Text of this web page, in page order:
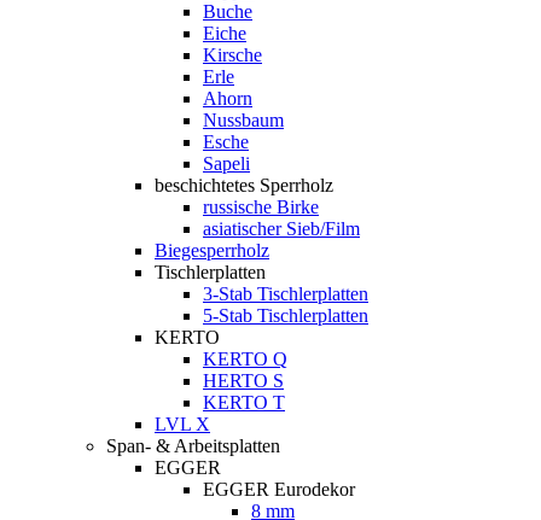
Buche
Eiche
Kirsche
Erle
Ahorn
Nussbaum
Esche
Sapeli
beschichtetes Sperrholz
russische Birke
asiatischer Sieb/Film
Biegesperrholz
Tischlerplatten
3-Stab Tischlerplatten
5-Stab Tischlerplatten
KERTO
KERTO Q
HERTO S
KERTO T
LVL X
Span- & Arbeitsplatten
EGGER
EGGER Eurodekor
8 mm